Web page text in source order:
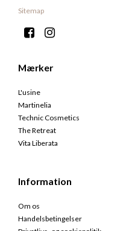
Sitemap
Mærker
L'usine
Martinelia
Technic Cosmetics
The Retreat
Vita Liberata
Information
Om os
Handelsbetingelser